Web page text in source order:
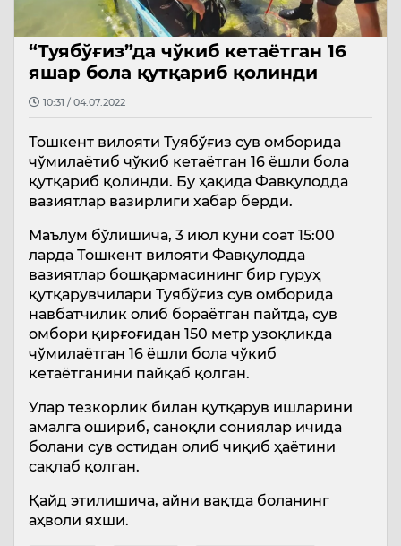
“Туябўғиз”да чўкиб кетаётган 16
яшар бола қутқариб қолинди
10:31 / 04.07.2022
Тошкент вилояти Туябўғиз сув омборида
чўмилаётиб чўкиб кетаётган 16 ёшли бола
қутқариб қолинди. Бу ҳақида Фавқулодда
вазиятлар вазирлиги хабар берди.
Маълум бўлишича, 3 июл куни соат 15:00
ларда Тошкент вилояти Фавқулодда
вазиятлар бошқармасининг бир гуруҳ
қутқарувчилари Туябўғиз сув омборида
навбатчилик олиб бораётган пайтда, сув
омбори қирғоғидан 150 метр узоқликда
чўмилаётган 16 ёшли бола чўкиб
кетаётганини пайқаб қолган.
Улар тезкорлик билан қутқарув ишларини
амалга ошириб, саноқли сониялар ичида
болани сув остидан олиб чиқиб ҳаётини
сақлаб қолган.
Қайд этилишича, айни вақтда боланинг
аҳволи яхши.